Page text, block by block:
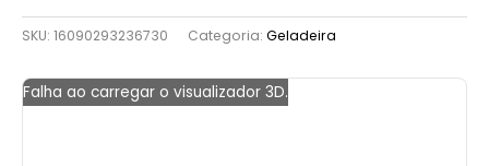
SKU: 16090293236730 Categoria: Geladeira
Falha ao carregar o visualizador 3D.